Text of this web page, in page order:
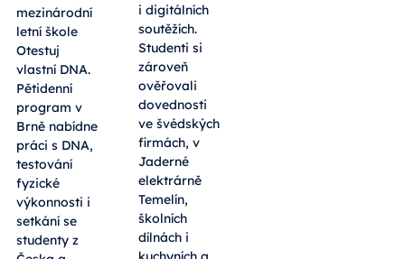
mezinárodní
letní škole
Otestuj
vlastní DNA.
Pětidenní
program v
Brně nabídne
práci s DNA,
testování
fyzické
výkonnosti i
setkání se
studenty z
i digitálních
soutěžích.
Studenti si
zároveň
ověřovali
dovednosti
ve švédských
firmách, v
Jaderné
elektrárně
Temelín,
školních
dílnách i